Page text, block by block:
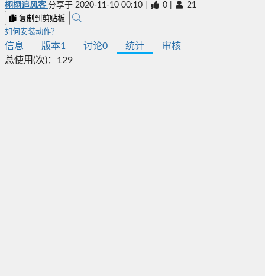
栩栩追风客 分享于 2020-11-10 00:10 0 21
复制到剪贴板
如何安装动作？
信息 版本1 讨论0 统计
审核
总使用(次)： 129